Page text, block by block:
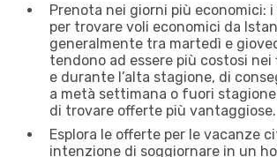
Prenota nei giorni più economici:
per trovare voli economici da
generalmente tra martedì e
tendono ad essere più costosi
e durante l’alta stagione, di
a metà settimana o fuori
di trovare offerte più vantaggiose.
Esplora le offerte per le vacanze
intenzione di soggiornare in un